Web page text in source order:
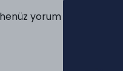
yorum yapılmamış.